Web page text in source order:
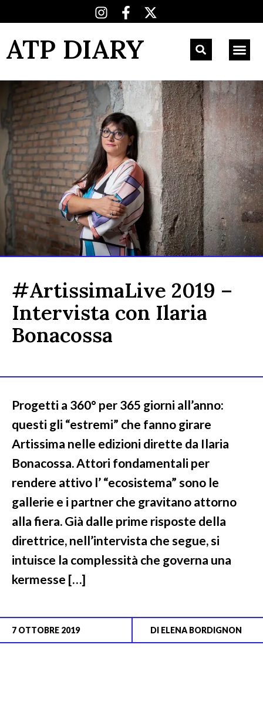
ATP DIARY
#ArtissimaLive 2019 –
Intervista con Ilaria
Bonacossa
Progetti a 360° per 365 giorni all’anno:
questi gli “estremi” che fanno girare
Artissima nelle edizioni dirette da Ilaria
Bonacossa. Attori fondamentali per
rendere attivo l’ “ecosistema” sono le
gallerie e i partner che gravitano attorno
alla fiera. Già dalle prime risposte della
direttrice, nell’intervista che segue, si
intuisce la complessità che governa una
kermesse […]
7 OTTOBRE 2019 DI ELENA BORDIGNON